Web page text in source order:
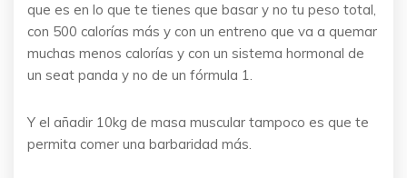
que es en lo que te tienes que basar y no tu peso total,
con 500 calorías más y con un entreno que va a quemar
muchas menos calorías y con un sistema hormonal de
un seat panda y no de un fórmula 1.
Y el añadir 10kg de masa muscular tampoco es que te
permita comer una barbaridad más.